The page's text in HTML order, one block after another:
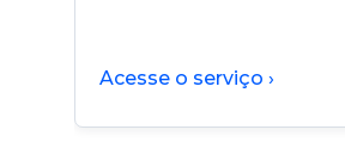
Acesse o serviço ›